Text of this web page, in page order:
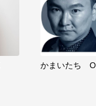
かまいたち